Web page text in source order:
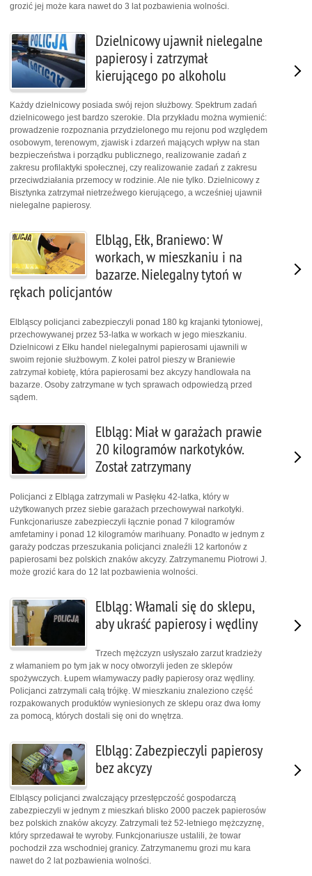
grozić jej może kara nawet do 3 lat pozbawienia wolności.
Dzielnicowy ujawnił nielegalne
papierosy i zatrzymał
kierującego po alkoholu
Każdy dzielnicowy posiada swój rejon służbowy. Spektrum zadań
dzielnicowego jest bardzo szerokie. Dla przykładu można wymienić:
prowadzenie rozpoznania przydzielonego mu rejonu pod względem
osobowym, terenowym, zjawisk i zdarzeń mających wpływ na stan
bezpieczeństwa i porządku publicznego, realizowanie zadań z
zakresu profilaktyki społecznej, czy realizowanie zadań z zakresu
przeciwdziałania przemocy w rodzinie. Ale nie tylko. Dzielnicowy z
Bisztynka zatrzymał nietrzeźwego kierującego, a wcześniej ujawnił
nielegalne papierosy.
Elbląg, Ełk, Braniewo: W
workach, w mieszkaniu i na
bazarze. Nielegalny tytoń w
rękach policjantów
Elbląscy policjanci zabezpieczyli ponad 180 kg krajanki tytoniowej,
przechowywanej przez 53-latka w workach w jego mieszkaniu.
Dzielnicowi z Ełku handel nielegalnymi papierosami ujawnili w
swoim rejonie służbowym. Z kolei patrol pieszy w Braniewie
zatrzymał kobietę, która papierosami bez akcyzy handlowała na
bazarze. Osoby zatrzymane w tych sprawach odpowiedzą przed
sądem.
Elbląg: Miał w garażach prawie
20 kilogramów narkotyków.
Został zatrzymany
Policjanci z Elbląga zatrzymali w Pasłęku 42-latka, który w
użytkowanych przez siebie garażach przechowywał narkotyki.
Funkcjonariusze zabezpieczyli łącznie ponad 7 kilogramów
amfetaminy i ponad 12 kilogramów marihuany. Ponadto w jednym z
garaży podczas przeszukania policjanci znaleźli 12 kartonów z
papierosami bez polskich znaków akcyzy. Zatrzymanemu Piotrowi J.
może grozić kara do 12 lat pozbawienia wolności.
Elbląg: Włamali się do sklepu,
aby ukraść papierosy i wędliny
Trzech mężczyzn usłyszało zarzut kradzieży
z włamaniem po tym jak w nocy otworzyli jeden ze sklepów
spożywczych. Łupem włamywaczy padły papierosy oraz wędliny.
Policjanci zatrzymali całą trójkę. W mieszkaniu znaleziono część
rozpakowanych produktów wyniesionych ze sklepu oraz dwa łomy
za pomocą, których dostali się oni do wnętrza.
Elbląg: Zabezpieczyli papierosy
bez akcyzy
Elbląscy policjanci zwalczający przestępczość gospodarczą
zabezpieczyli w jednym z mieszkań blisko 2000 paczek papierosów
bez polskich znaków akcyzy. Zatrzymali też 52-letniego mężczyznę,
który sprzedawał te wyroby. Funkcjonariusze ustalili, że towar
pochodził zza wschodniej granicy. Zatrzymanemu grozi mu kara
nawet do 2 lat pozbawienia wolności.